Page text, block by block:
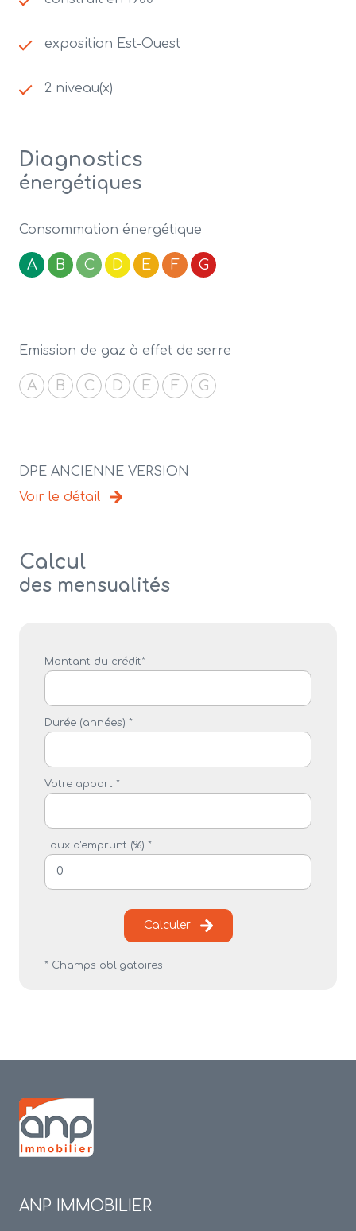
exposition Est-Ouest
2 niveau(x)
Diagnostics
énergétiques
Consommation énergétique
A B C D E F G
Emission de gaz à effet de serre
A B C D E F G
DPE ANCIENNE VERSION
Voir le détail
Calcul
des mensualités
Montant du crédit*
Durée (années) *
Votre apport *
Taux d'emprunt (%) *
Calculer
* Champs obligatoires
ANP IMMOBILIER